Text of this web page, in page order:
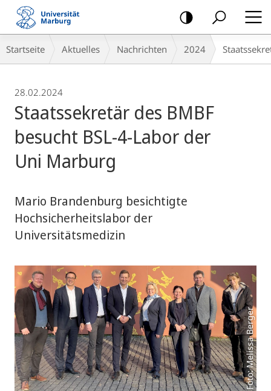
Mobile-
Navigation
Breadcrumb-
Navigation
Startseite Aktuelles Nachrichten 2024
28.02.2024
Staatssekretär des BMBF
besucht BSL-4-Labor der
Uni Marburg
Mario Brandenburg besichtigte
Hochsicherheitslabor der
Universitätsmedizin
Foto: Melissa Berger